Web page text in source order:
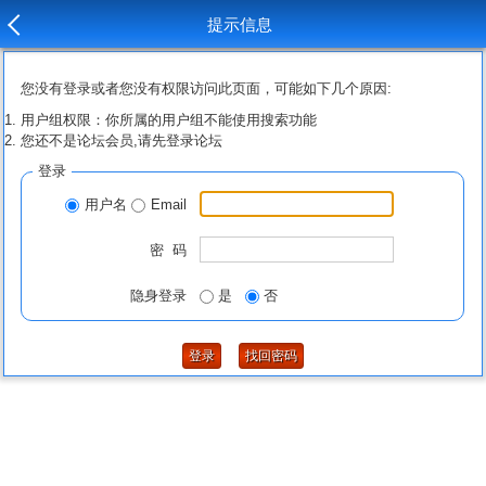
提示信息
您没有登录或者您没有权限访问此页面，可能如下几个原因:
用户组权限：你所属的用户组不能使用搜索功能
您还不是论坛会员,请先登录论坛
登录
用户名 Email
密 码
隐身登录 是 否